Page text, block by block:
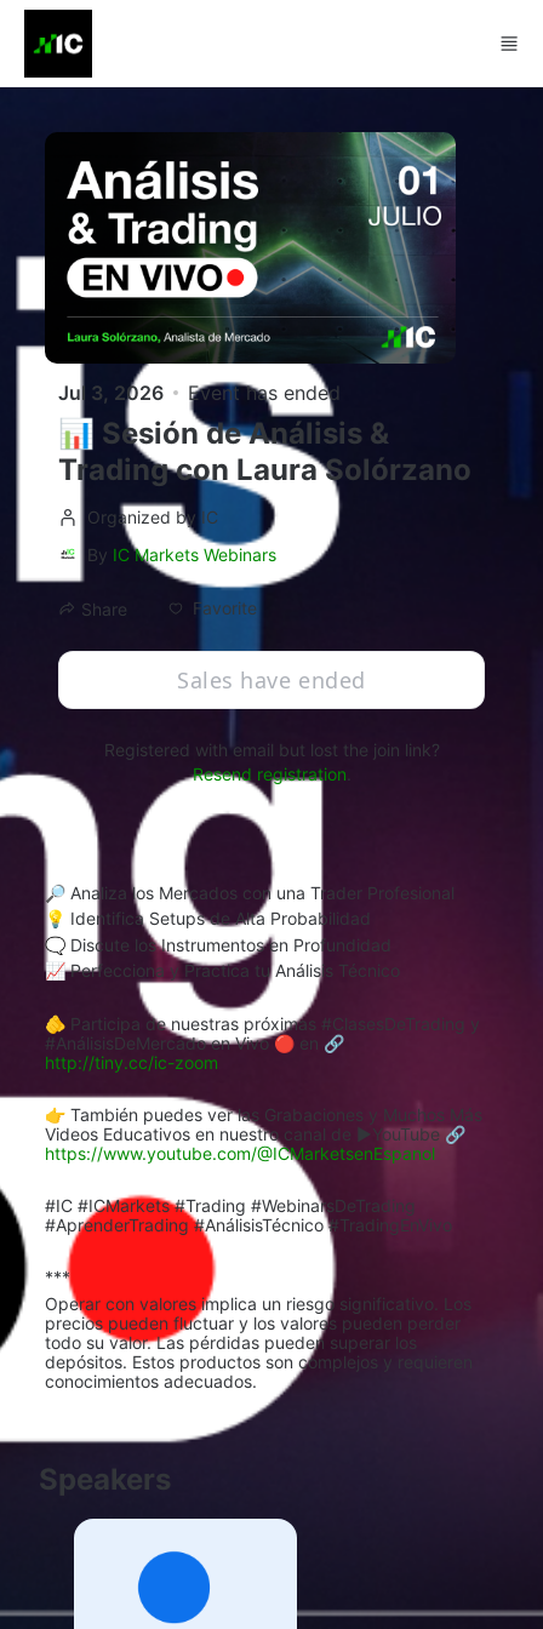
Jul 3, 2026 Event has ended
📊 Sesión de Análisis &
Trading con Laura Solórzano
Organized by IC
By IC Markets Webinars
Share Favorite
Sales have ended
Registered with email but lost the join link?
Resend registration
🔎 Analiza los Mercados con una Trader Profesional
💡 Identifica Setups de Alta Probabilidad
🗨 Discute los Instrumentos en Profundidad
📈 Perfecciona y Practica tu Análisis Técnico
🫵 Participa de nuestras próximas #ClasesDeTrading y
#AnálisisDeMercado en Vivo 🔴 en 🔗
http://tiny.cc/ic-zoom
👉 También puedes ver las Grabaciones y Muchos Más
Videos Educativos en nuestro canal de ▶️YouTube 🔗
https://www.youtube.com/@ICMarketsenEspanol
#IC #ICMarkets #Trading #WebinarsDeTrading
#AprenderTrading #AnálisisTécnico #TradingEnVivo
***
Operar con valores implica un riesgo significativo. Los
precios pueden fluctuar y los valores pueden perder
todo su valor. Las pérdidas pueden superar los
depósitos. Estos productos son complejos y requieren
conocimientos adecuados.
Speakers